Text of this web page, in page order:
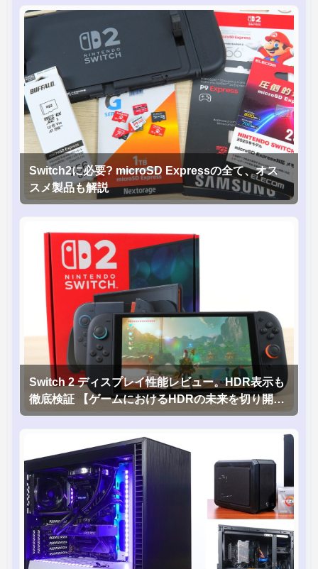
Switch2に必要? microSD Expressの全て、オス
スメ製品も解説
Switch 2 ディスプレイ性能レビュー。HDR表示も
徹底検証 【ゲームにおけるHDRの未来を切り開く
1台！】